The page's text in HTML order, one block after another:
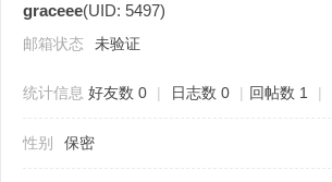
graceee(UID: 5497)
邮箱状态 未验证
统计信息 好友数 0 | 日志数 0 | 回帖数 1 |
性别 保密